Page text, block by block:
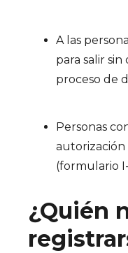
A las
para salir
proceso de
Personas
(formulario
¿Quién